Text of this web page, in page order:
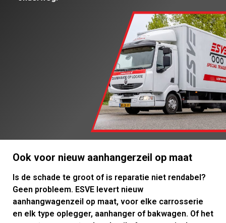
Ook voor nieuw aanhangerzeil op maat
Is de schade te groot of is reparatie niet rendabel?
Geen probleem. ESVE levert nieuw
aanhangwagenzeil op maat, voor elke carrosserie
en elk type oplegger, aanhanger of bakwagen. Of het